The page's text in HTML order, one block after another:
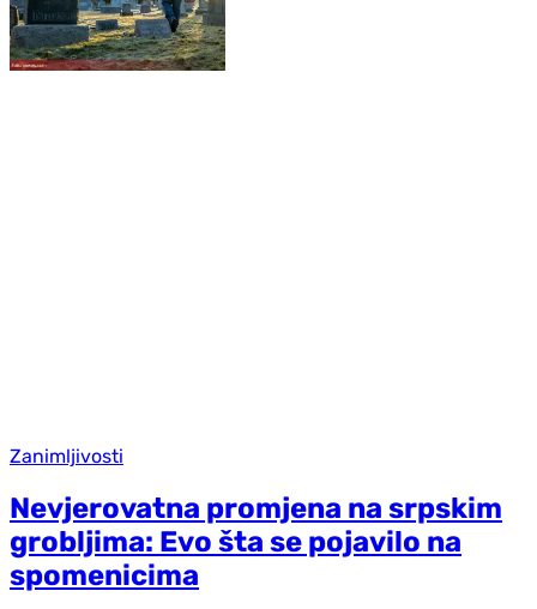
Zanimljivosti
Nevjerovatna promjena na srpskim
grobljima: Evo šta se pojavilo na
spomenicima